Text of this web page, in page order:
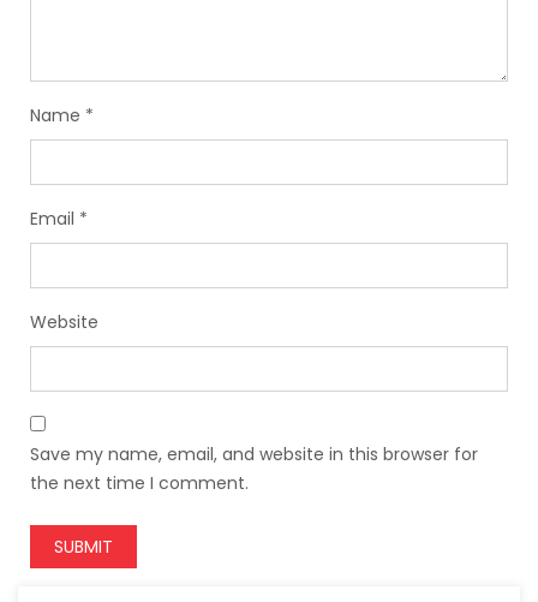
Name *
Email *
Website
Save my name, email, and website in this browser for
the next time I comment.